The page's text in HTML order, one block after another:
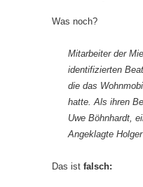
Was noch?
Mitarbeiter der
identifizierten
die das
hatte. Als ihren
Uwe Böhnhardt,
Angeklagte
Das ist falsch: